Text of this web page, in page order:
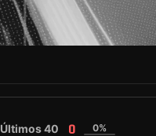
Últimos 40 0 0%